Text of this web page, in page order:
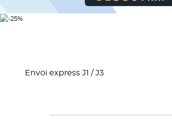
Envoi express J1 / J3